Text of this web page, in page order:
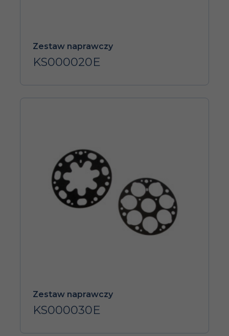
Zestaw naprawczy
KS000020E
Zestaw naprawczy
KS000030E